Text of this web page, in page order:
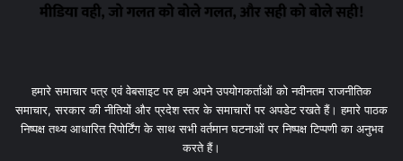
हमारे समाचार पत्र एवं वेबसाइट पर हम अपने उपयोगकर्ताओं को नवीनतम राजनीतिक
समाचार, सरकार की नीतियों और प्रदेश स्तर के समाचारों पर अपडेट रखते हैं। हमारे पाठक
निष्पक्ष तथ्य आधारित रिपोर्टिंग के साथ सभी वर्तमान घटनाओं पर निष्पक्ष टिप्पणी का अनुभव
करते हैं।